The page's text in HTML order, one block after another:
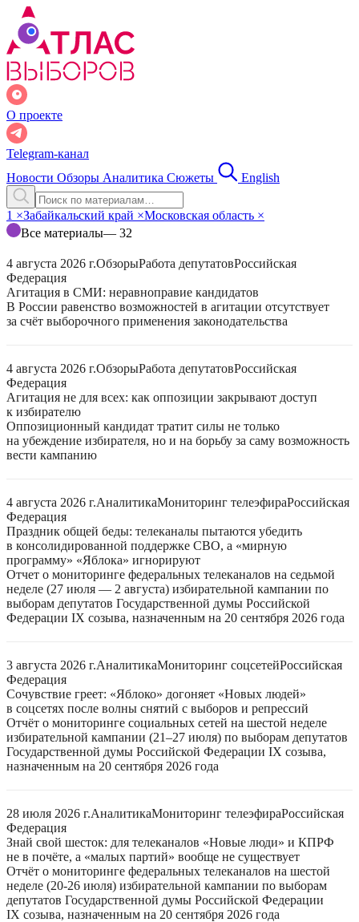
О проекте
Telegram-канал
Новости Обзоры Аналитика Сюжеты English
1 ×Забайкальский край ×Московская область ×
Все материалы— 32
4 августа 2026 г.ОбзорыРабота депутатовРоссийская
Федерация
Агитация в СМИ: неравноправие кандидатов
В России равенство возможностей в агитации отсутствует
за счёт выборочного применения законодательства
4 августа 2026 г.ОбзорыРабота депутатовРоссийская
Федерация
Агитация не для всех: как оппозиции закрывают доступ
к избирателю
Оппозиционный кандидат тратит силы не только
на убеждение избирателя, но и на борьбу за саму возможность
вести кампанию
4 августа 2026 г.АналитикаМониторинг телеэфираРоссийская
Федерация
Праздник общей беды: телеканалы пытаются убедить
в консолидированной поддержке СВО, а «мирную
программу» «Яблока» игнорируют
Отчет о мониторинге федеральных телеканалов на седьмой
неделе (27 июля — 2 августа) избирательной кампании по
выборам депутатов Государственной думы Российской
Федерации IX созыва, назначенным на 20 сентября 2026 года
3 августа 2026 г.АналитикаМониторинг соцсетейРоссийская
Федерация
Сочувствие греет: «Яблоко» догоняет «Новых людей»
в соцсетях после волны снятий с выборов и репрессий
Отчёт о мониторинге социальных сетей на шестой неделе
избирательной кампании (21–27 июля) по выборам депутатов
Государственной думы Российской Федерации IX созыва,
назначенным на 20 сентября 2026 года
28 июля 2026 г.АналитикаМониторинг телеэфираРоссийская
Федерация
Знай свой шесток: для телеканалов «Новые люди» и КПРФ
не в почёте, а «малых партий» вообще не существует
Отчёт о мониторинге федеральных телеканалов на шестой
неделе (20-26 июля) избирательной кампании по выборам
депутатов Государственной думы Российской Федерации
IX созыва, назначенным на 20 сентября 2026 года